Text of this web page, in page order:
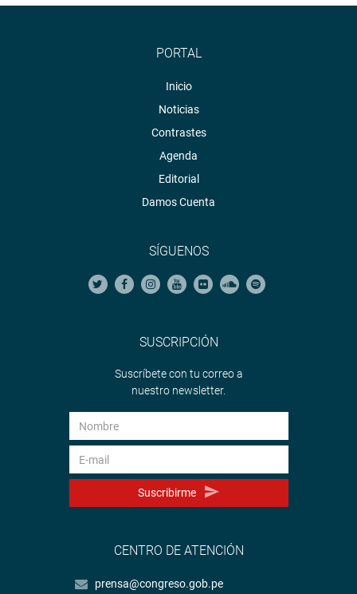
PORTAL
Inicio
Noticias
Contrastes
Agenda
Editorial
Damos Cuenta
SÍGUENOS
SUSCRIPCIÓN
Suscríbete con tu correo a
nuestro newsletter.
Suscribirme
CENTRO DE ATENCIÓN
prensa@congreso.gob.pe